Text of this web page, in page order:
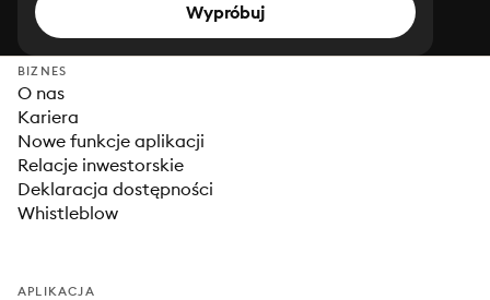
Wypróbuj
BIZNES
O nas
Kariera
Nowe funkcje aplikacji
Relacje inwestorskie
Deklaracja dostępności
Whistleblow
APLIKACJA